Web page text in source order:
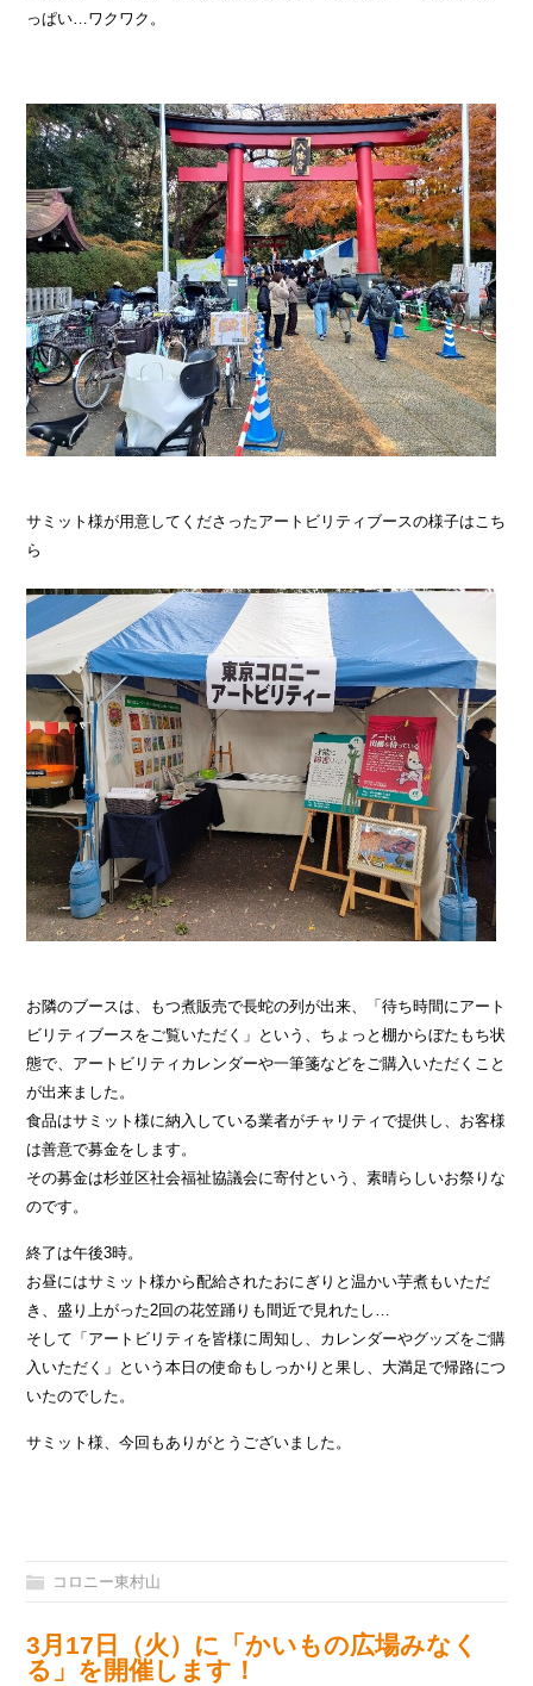
っぱい…ワクワク。
サミット様が用意してくださったアートビリティブースの様子はこち
ら
お隣のブースは、もつ煮販売で長蛇の列が出来、「待ち時間にアート
ビリティブースをご覧いただく」という、ちょっと棚からぼたもち状
態で、アートビリティカレンダーや一筆箋などをご購入いただくこと
が出来ました。
食品はサミット様に納入している業者がチャリティで提供し、お客様
は善意で募金をします。
その募金は杉並区社会福祉協議会に寄付という、素晴らしいお祭りな
のです。
終了は午後3時。
お昼にはサミット様から配給されたおにぎりと温かい芋煮もいただ
き、盛り上がった2回の花笠踊りも間近で見れたし…
そして「アートビリティを皆様に周知し、カレンダーやグッズをご購
入いただく」という本日の使命もしっかりと果し、大満足で帰路につ
いたのでした。
サミット様、今回もありがとうございました。
コロニー東村山
3月17日（火）に「かいもの広場みなく
る」を開催します！